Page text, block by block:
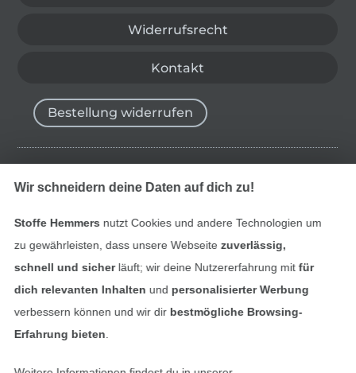
Widerrufsrecht
Kontakt
Bestellung widerrufen
Finde mehr Inspiration
Wir schneidern deine Daten auf dich zu!
Stoffe Hemmers nutzt Cookies und andere Technologien um
zu gewährleisten, dass unsere Webseite zuverlässig,
schnell und sicherläuft; wir deine Nutzererfahrung mitfür
dich relevanten Inhalten und personalisierter Werbung
verbessern können und wir dir bestmögliche Browsing-
Erfahrung bieten